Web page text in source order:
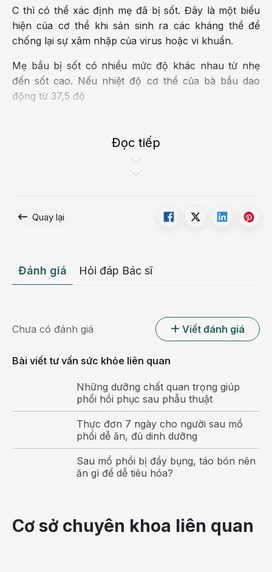
C thì có thể xác định mẹ đã bị sốt. Đây là một biểu
hiện của cơ thể khi sản sinh ra các kháng thể để
chống lại sự xâm nhập của virus hoặc vi khuẩn.
Mẹ bầu bị sốt có nhiều mức độ khác nhau từ nhẹ
đến sốt cao. Nếu nhiệt độ cơ thể của bà bầu dao
động từ 37,5 độ
C thì được xem là sốt nhẹ và ít ảnh hưởng đến sức
chóng hạ sốt. Nếu tình trạng sốt cao kéo dài không
Lưu ý chăm sóc bà bầu khi bị sốt từ 38.5 độ trở lên
cần phải hạ sốt ngay
Nguyên nhân nào khiến bà bầu bị sốt?
trước tiên cần tìm ra nguyên nhân của cơn sốt để có
cách khắc phục chính xác. Bà bầu bị sốt có rất
Đọc tiếp
Quay lại
Đánh giá Hỏi đáp Bác sĩ
Chưa có đánh giá Viết đánh giá
Bài viết tư vấn sức khỏe liên quan
Những dưỡng chất quan trọng giúp
phổi hồi phục sau phẫu thuật
Thực đơn 7 ngày cho người sau mổ
phổi dễ ăn, đủ dinh dưỡng
Sau mổ phổi bị đầy bụng, táo bón nên
ăn gì để dễ tiêu hóa?
Cơ sở chuyên khoa liên quan